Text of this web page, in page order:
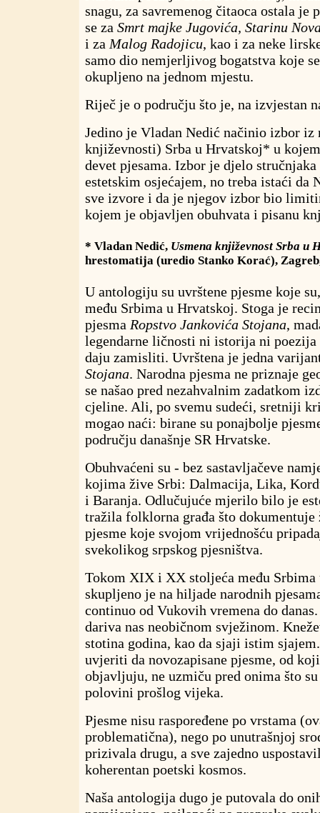
snagu, za savremenog čitaoca ostala je
se za Smrt majke Jugovića, Starinu
i za Malog Radojicu, kao i za neke
samo dio nemjerljivog bogatstva koje
okupljeno na jednom mjestu.
Riječ je o području što je, na izvjestan
Jedino je Vladan Nedić načinio izbor iz
književnosti) Srba u Hrvatskoj* u
devet pjesama. Izbor je djelo
estetskim osjećajem, no treba istaći da
sve izvore i da je njegov izbor bio
kojem je objavljen obuhvata i pisanu
* Vladan Nedić, Usmena književnost Srba u
hrestomatija (uredio Stanko Korać),
U antologiju su uvrštene pjesme koje
među Srbima u Hrvatskoj. Stoga je
pjesma Ropstvo Jankovića Stojana,
legendarne ličnosti ni istorija ni poezija
daju zamisliti. Uvrštena je jedna
Stojana. Narodna pjesma ne priznaje
se našao pred nezahvalnim zadatkom
cjeline. Ali, po svemu sudeći, sretniji
mogao naći: birane su ponajbolje
području današnje SR Hrvatske.
Obuhvaćeni su - bez sastavljačeve
kojima žive Srbi: Dalmacija, Lika,
i Baranja. Odlučujuće mjerilo bilo je
tražila folklorna građa što dokumentuje
pjesme koje svojom vrijednošću
svekolikog srpskog pjesništva.
Tokom XIX i XX stoljeća među Srbima
skupljeno je na hiljade narodnih
continuo od Vukovih vremena do
dariva nas neobičnom svježinom.
stotina godina, kao da sjaji istim
uvjeriti da novozapisane pjesme, od
objavljuju, ne uzmiču pred onima što
polovini prošlog vijeka.
Pjesme nisu raspoređene po vrstama
problematična), nego po unutrašnjoj
prizivala drugu, a sve zajedno
koherentan poetski kosmos.
Naša antologija dugo je putovala do